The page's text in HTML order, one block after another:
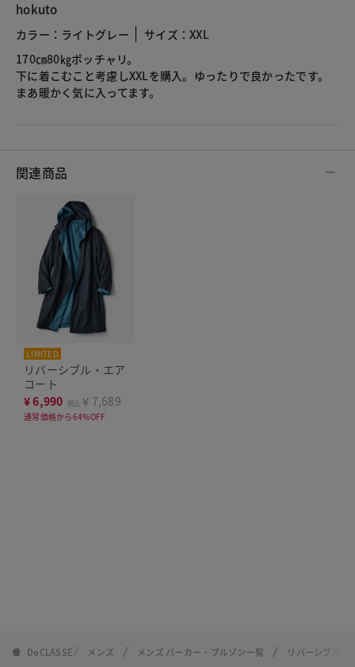
hokuto
カラー：ライトグレー
サイズ：XXL
170㎝80㎏ポッチャリ。
下に着こむこと考慮しXXLを購入。ゆったりで良かったです。
まあ暖かく気に入ってます。
関連商品
LIMITED
リバーシブル・エア
コート
¥6,990 税込 ￥7,689
通常価格から64%OFF
DoCLASSE メンズ メンズ パーカー・ブルゾン一覧 リバーシブル中